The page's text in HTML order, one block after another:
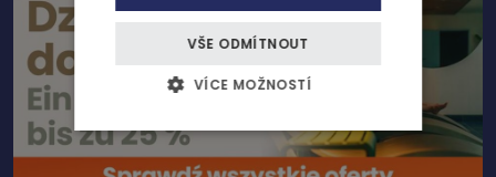
DĚTI
Ájurvéda
VŠE ODMÍTNOUT
VÍCE MOŽNOSTÍ